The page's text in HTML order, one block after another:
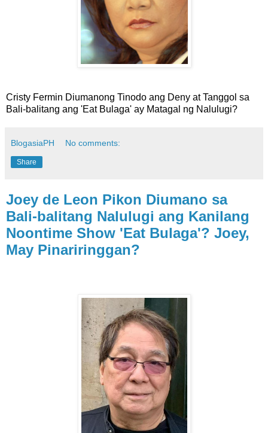
Cristy Fermin Diumanong Tinodo ang Deny at Tanggol sa
Bali-balitang ang 'Eat Bulaga' ay Matagal ng Nalulugi?
BlogasiaPH No comments:
Share
Joey de Leon Pikon Diumano sa
Bali-balitang Nalulugi ang Kanilang
Noontime Show 'Eat Bulaga'? Joey,
May Pinariringgan?